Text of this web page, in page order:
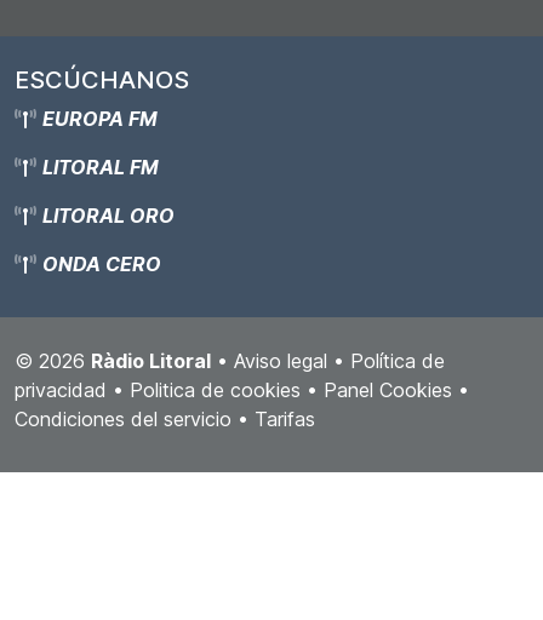
ESCÚCHANOS
EUROPA FM
LITORAL FM
LITORAL ORO
ONDA CERO
© 2026 Ràdio Litoral • Aviso legal • Política de
privacidad • Politica de cookies • Panel Cookies •
Condiciones del servicio • Tarifas